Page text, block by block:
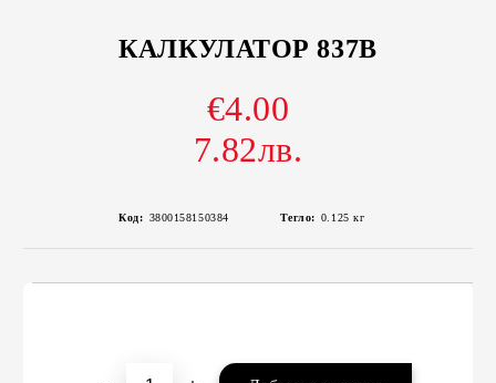
КАЛКУЛАТОР 837B
€4.00
7.82лв.
Код: 3800158150384 Тегло: 0.125 кг